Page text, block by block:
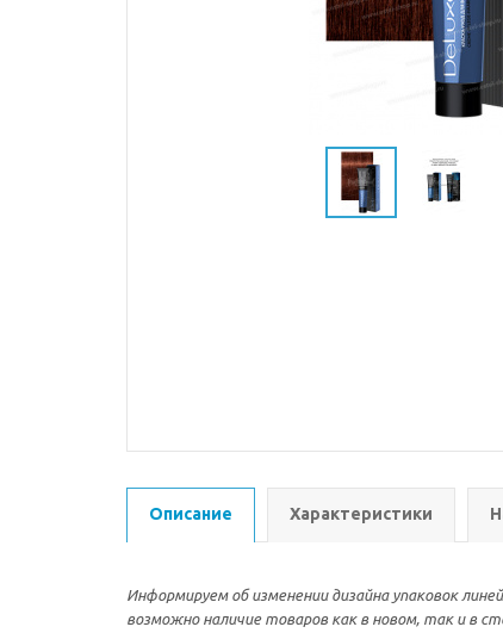
Описание Характеристики
Информируем об изменении дизайна упаковок
возможно наличие товаров как в новом, так и в